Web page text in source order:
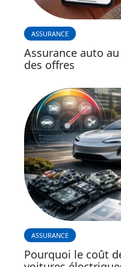
ASSURANCE
Assurance auto
des offres
ASSURANCE
Pourquoi le coût